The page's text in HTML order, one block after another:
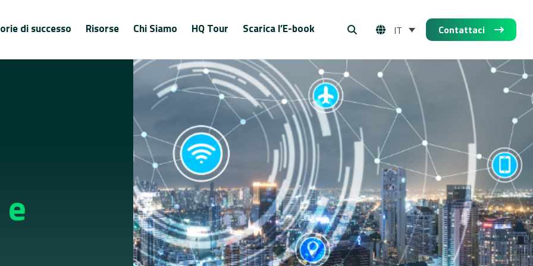
di successo Risorse Chi Siamo HQ Tour Scarica l’E-book IT Contattaci